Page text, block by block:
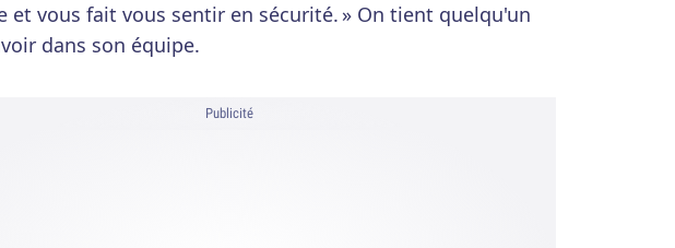
et vous fait vous sentir en sécurité. » On tient quelqu'un
dans son équipe.
Publicité